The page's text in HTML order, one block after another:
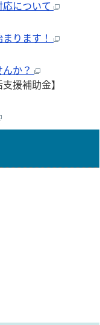
について
ります！
か？
援補助金】